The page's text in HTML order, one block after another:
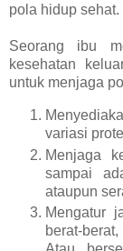
pola hidup sehat.
Seorang ibu
kesehatan
untuk menjaga
variasi
Menjaga
sampai
ataupun
Mengatur
berat-